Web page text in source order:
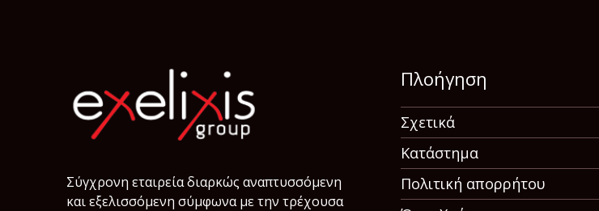
Σύγχρονη εταιρεία διαρκώς αναπτυσσόμενη
και εξελισσόμενη σύμφωνα µε την τρέχουσα
Πλοήγηση
Σχετικά
Κατάστημα
Πολιτική απορρήτου